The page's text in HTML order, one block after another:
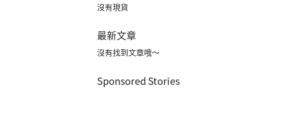
沒有現貨
最新文章
沒有找到文章哦～
Sponsored Stories